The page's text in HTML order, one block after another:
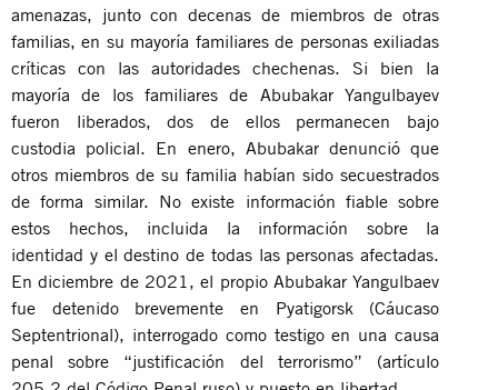
amenazas, junto con decenas de miembros de otras
familias, en su mayoría familiares de personas exiliadas
críticas con las autoridades chechenas. Si bien la
mayoría de los familiares de Abubakar Yangulbayev
fueron liberados, dos de ellos permanecen bajo
custodia policial. En enero, Abubakar denunció que
otros miembros de su familia habían sido secuestrados
de forma similar. No existe información fiable sobre
estos hechos, incluida la información sobre la
identidad y el destino de todas las personas afectadas.
En diciembre de 2021, el propio Abubakar Yangulbaev
fue detenido brevemente en Pyatigorsk (Cáucaso
Septentrional), interrogado como testigo en una causa
penal sobre “justificación del terrorismo” (artículo